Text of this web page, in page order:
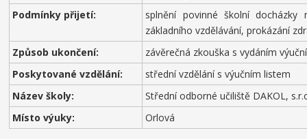
Podmínky přijetí:
splnění povinné školní docházky
základního vzdělávání, prokázání
Způsob ukončení:
závěrečná zkouška s vydáním
Poskytované vzdělání:
střední vzdělání s výučním listem
Název školy:
Střední odborné učiliště DAKOL,
Místo výuky:
Orlová